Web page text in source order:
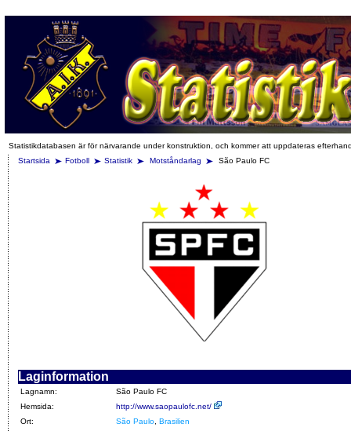
Statistikdatabasen är för närvarande under konstruktion, och kommer att uppdateras
Startsida
Fotboll Statistik Motståndarlag São Paulo FC
Laginformation
Lagnamn:
São Paulo FC
Hemsida:
http://www.saopaulofc.net/
Ort:
São Paulo Brasilien